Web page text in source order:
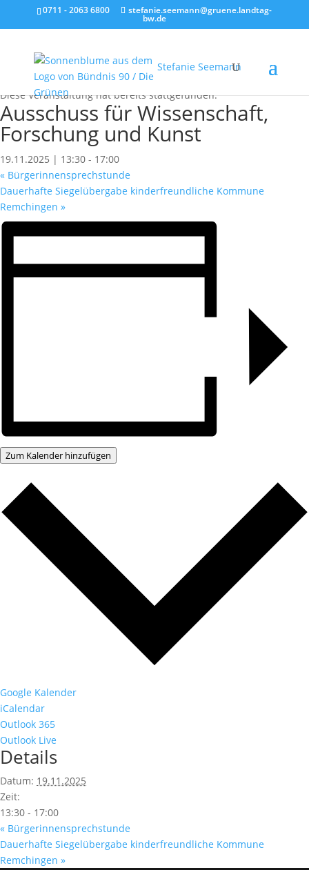
0711 - 2063 6800 stefanie.seemann@gruene.landtag-
bw.de
Stefanie Seemann
« Alle Veranstaltungen
Diese Veranstaltung hat bereits stattgefunden.
Ausschuss für Wissenschaft,
Forschung und Kunst
19.11.2025 | 13:30 - 17:00
« Bürgerinnensprechstunde
Dauerhafte Siegelübergabe kinderfreundliche Kommune
Remchingen »
Zum Kalender hinzufügen
Google Kalender
iCalendar
Outlook 365
Outlook Live
Details
Datum: 19.11.2025
Zeit:
13:30 - 17:00
« Bürgerinnensprechstunde
Dauerhafte Siegelübergabe kinderfreundliche Kommune
Remchingen »